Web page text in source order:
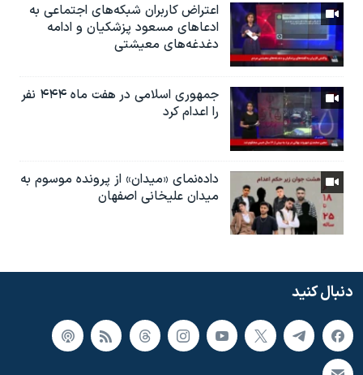
اعتراض کاربران شبکه‌های اجتماعی به
ادعاهای مسعود پزشکیان و ادامه
دغدغه‌های معیشتی
جمهوری اسلامی در هفت ماه ۴۴۴ نفر
را اعدام کرد
داده‌نمای «میدان» از پرونده موسوم به
میدان علیخانی اصفهان
دنبال کنید